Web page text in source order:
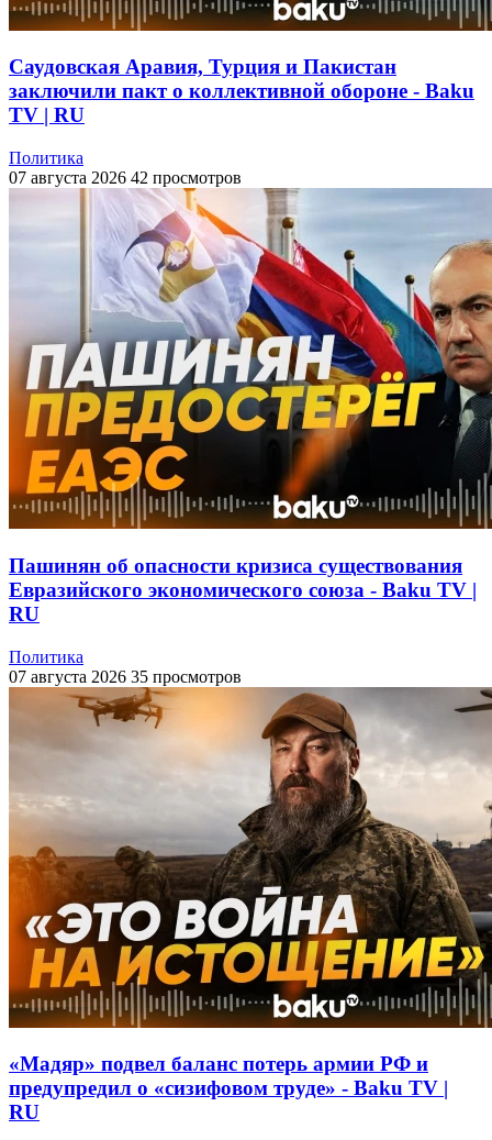
Саудовская Аравия, Турция и Пакистан
заключили пакт о коллективной обороне - Baku
TV | RU
Политика
07 августа 2026 42 просмотров
Пашинян об опасности кризиса существования
Евразийского экономического союза - Baku TV |
RU
Политика
07 августа 2026 35 просмотров
«Мадяр» подвел баланс потерь армии РФ и
предупредил о «сизифовом труде» - Baku TV |
RU